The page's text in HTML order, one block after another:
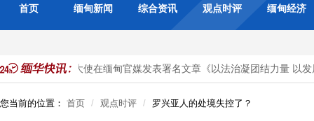
首页 缅甸新闻 综合资讯 观点时评 缅甸经济
资 马珈大使在缅甸官媒发表署名文章《以法治凝团结力量 以发展
您当前的位置： 首页 观点时评 罗兴亚人的处境失控了？